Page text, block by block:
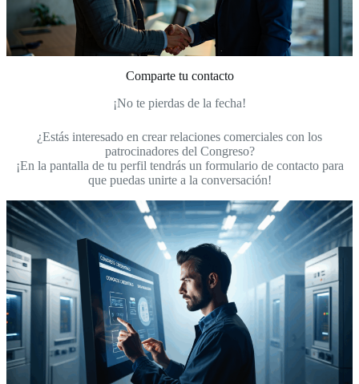
Comparte tu contacto
¡No te pierdas de la fecha!
¿Estás interesado en crear relaciones comerciales con los
patrocinadores del Congreso?
¡En la pantalla de tu perfil tendrás un formulario de contacto para
que puedas unirte a la conversación!